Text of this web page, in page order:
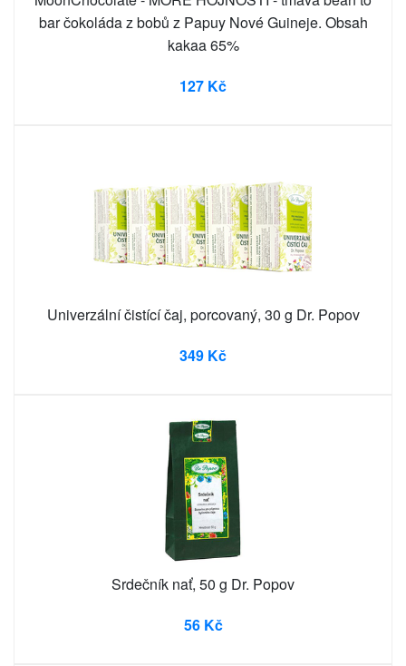
bar čokoláda z bobů z Papuy Nové Guineje. Obsah
kakaa 65%
127 Kč
Univerzální čistící čaj, porcovaný, 30 g Dr. Popov
349 Kč
Srdečník nať, 50 g Dr. Popov
56 Kč